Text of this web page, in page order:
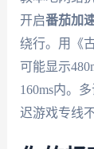
开启番茄加
绕行。用《
可能显示
160ms内。
迟游戏专线